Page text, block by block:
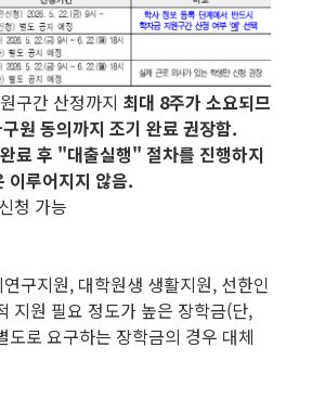
구간 산정까지 최대 8주가 소요되므
원 동의까지 조기 완료 권장함.
료 후 "대출실행" 절차를 진행하지
이루어지지 않음.
청 가능
구지원, 대학원생 생활지원, 선한인
지원 필요 정도가 높은 장학금(단,
도로 요구하는 장학금의 경우 대체